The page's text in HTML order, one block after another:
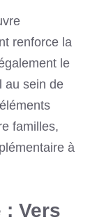
renforce la
le
au sein de
familles,
à
Vers